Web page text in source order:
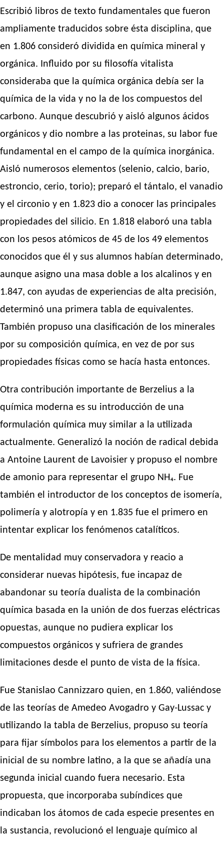
Escribió libros de texto fundamentales que fueron
ampliamente traducidos sobre ésta disciplina, que
en 1.806 consideró dividida en química mineral y
orgánica. Influido por su filosofía vitalista
consideraba que la química orgánica debía ser la
química de la vida y no la de los compuestos del
carbono. Aunque descubrió y aisló algunos ácidos
orgánicos y dio nombre a las proteinas, su labor fue
fundamental en el campo de la química inorgánica.
Aisló numerosos elementos (selenio, calcio, bario,
estroncio, cerio, torio); preparó el tántalo, el vanadio
y el circonio y en 1.823 dio a conocer las principales
propiedades del silicio. En 1.818 elaboró una tabla
con los pesos atómicos de 45 de los 49 elementos
conocidos que él y sus alumnos habían determinado,
aunque asigno una masa doble a los alcalinos y en
1.847, con ayudas de experiencias de alta precisión,
determinó una primera tabla de equivalentes.
También propuso una clasificación de los minerales
por su composición química, en vez de por sus
propiedades físicas como se hacía hasta entonces.
Otra contribución importante de Berzelius a la
química moderna es su introducción de una
formulación química muy similar a la utilizada
actualmente. Generalizó la noción de radical debida
a Antoine Laurent de Lavoisier y propuso el nombre
de amonio para representar el grupo NH₄. Fue
también el introductor de los conceptos de isomería,
polimería y alotropía y en 1.835 fue el primero en
intentar explicar los fenómenos catalíticos.
De mentalidad muy conservadora y reacio a
considerar nuevas hipótesis, fue incapaz de
abandonar su teoría dualista de la combinación
química basada en la unión de dos fuerzas eléctricas
opuestas, aunque no pudiera explicar los
compuestos orgánicos y sufriera de grandes
limitaciones desde el punto de vista de la física.
Fue Stanislao Cannizzaro quien, en 1.860, valiéndose
de las teorías de Amedeo Avogadro y Gay-Lussac y
utilizando la tabla de Berzelius, propuso su teoría
para fijar símbolos para los elementos a partir de la
inicial de su nombre latino, a la que se añadía una
segunda inicial cuando fuera necesario. Esta
propuesta, que incorporaba subíndices que
indicaban los átomos de cada especie presentes en
la sustancia, revolucionó el lenguaje químico al